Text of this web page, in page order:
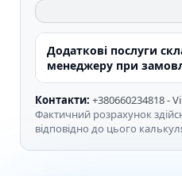
Додаткові послуги
менеджеру при
Контакти: +380660234818 -
Фактичний розрахунок
відповідно до цього